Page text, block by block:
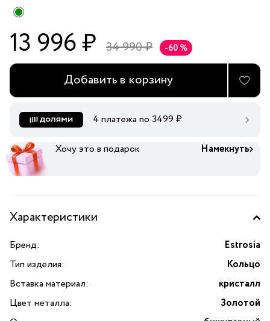
13 996 ₽ 34 990 ₽ -60 %
Добавить в корзину
4 платежа по 3499 ₽
Хочу это в подарок Намекнуть
Характеристики
Бренд:
Estrosia
Тип изделия:
Кольцо
Вставка материал:
кристалл
Цвет металла:
Золотой